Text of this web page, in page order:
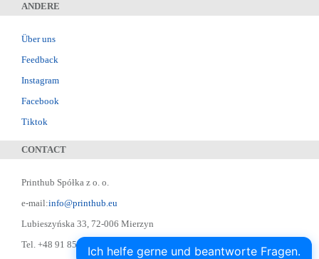
ANDERE
Über uns
Feedback
Instagram
Facebook
Tiktok
CONTACT
Printhub Spółka z o. o.
e-mail:info@printhub.eu
Lubieszyńska 33, 72-006 Mierzyn
Tel. +48 91 852 22 22 ; Skype: designer75
Ich helfe gerne und beantworte Fragen.